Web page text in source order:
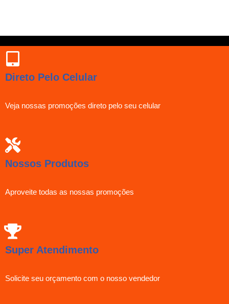
Direto Pelo Celular
Veja nossas promoções direto pelo seu celular
Nossos Produtos
Aproveite todas as nossas promoções
Super Atendimento
Solicite seu orçamento com o nosso vendedor